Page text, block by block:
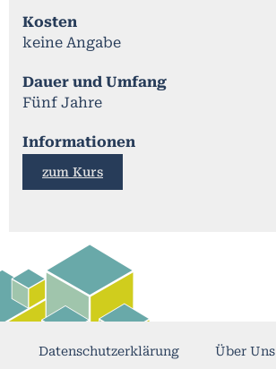
Kosten
keine Angabe
Dauer und Umfang
Fünf Jahre
Informationen
zum Kurs
Datenschutzerklärung Über Uns